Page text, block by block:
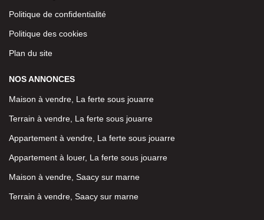
Politique de confidentialité
Politique des cookies
Plan du site
NOS ANNONCES
Maison à vendre, La ferte sous jouarre
Terrain à vendre, La ferte sous jouarre
Appartement à vendre, La ferte sous jouarre
Appartement à louer, La ferte sous jouarre
Maison à vendre, Saacy sur marne
Terrain à vendre, Saacy sur marne